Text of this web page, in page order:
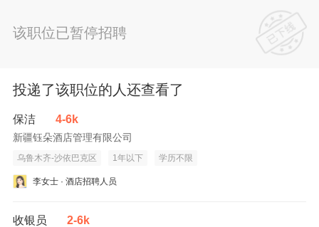
该职位已暂停招聘
投递了该职位的人还查看了
保洁 4-6k
新疆钰朵酒店管理有限公司
乌鲁木齐-沙依巴克区 1年以下 学历不限
李女士 · 酒店招聘人员
收银员 2-6k